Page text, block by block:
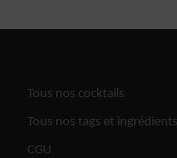
Tous nos cocktails
Tous nos tags et ingrédients
CGU